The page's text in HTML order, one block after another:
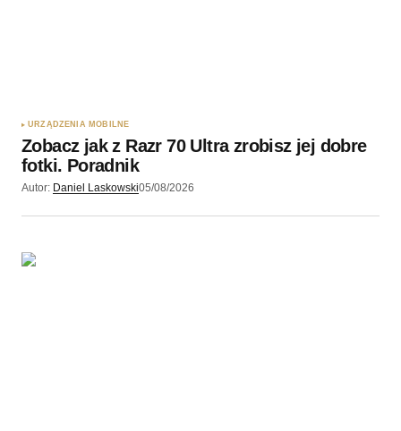
URZĄDZENIA MOBILNE
Zobacz jak z Razr 70 Ultra zrobisz jej dobre
fotki. Poradnik
Autor: Daniel Laskowski05/08/2026